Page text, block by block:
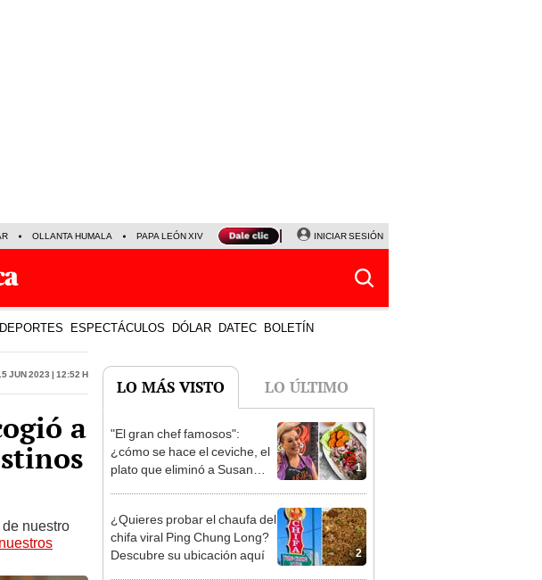
OLLANTA HUMALA PAPA LEÓN XIV NALDY SALDAÑA LA BELLA LUZ
INICIAR SESIÓN
DEPORTES ESPECTÁCULOS DÓLAR DATEC BOLETÍN
Jun 2023 | 12:52 h
a
de nuestro
LO MÁS VISTO LO ÚLTIMO
1
"El gran chef famosos":
¿cómo se hace el ceviche, el
plato que eliminó a Susan
2
¿Quieres probar el chaufa del
chifa viral Ping Chung Long?
Descubre su ubicación aquí